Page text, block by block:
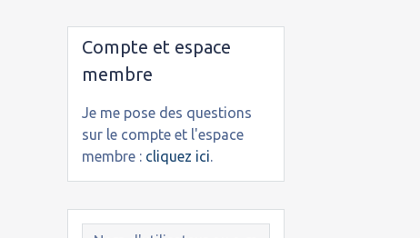
Compte et espace
membre
Je me pose des questions
sur le compte et l'espace
membre : cliquez ici.